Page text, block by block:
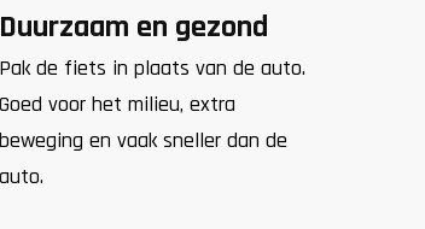
Duurzaam en gezond
Pak de fiets in plaats van de auto.
Goed voor het milieu, extra
beweging en vaak sneller dan de
auto.